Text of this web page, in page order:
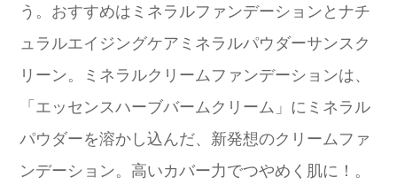
う。おすすめはミネラルファンデーションとナチ
ュラルエイジングケアミネラルパウダーサンスク
リーン。ミネラルクリームファンデーションは、
「エッセンスハーブバームクリーム」にミネラル
パウダーを溶かし込んだ、新発想のクリームファ
ンデーション。高いカバー力でつやめく肌に！。